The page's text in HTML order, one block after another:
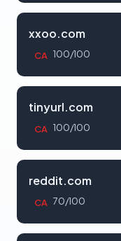
xxoo.com
CA 100/100
tinyurl.com
CA 100/100
reddit.com
CA 70/100